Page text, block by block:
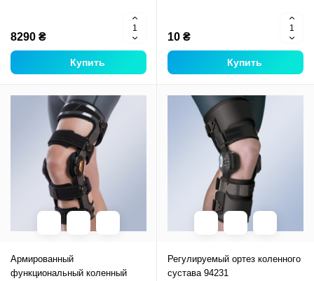
8290 ₴
Купить
10 ₴
Купить
Армированный
функциональный коленный
Регулируемый ортез коленного
сустава 94231